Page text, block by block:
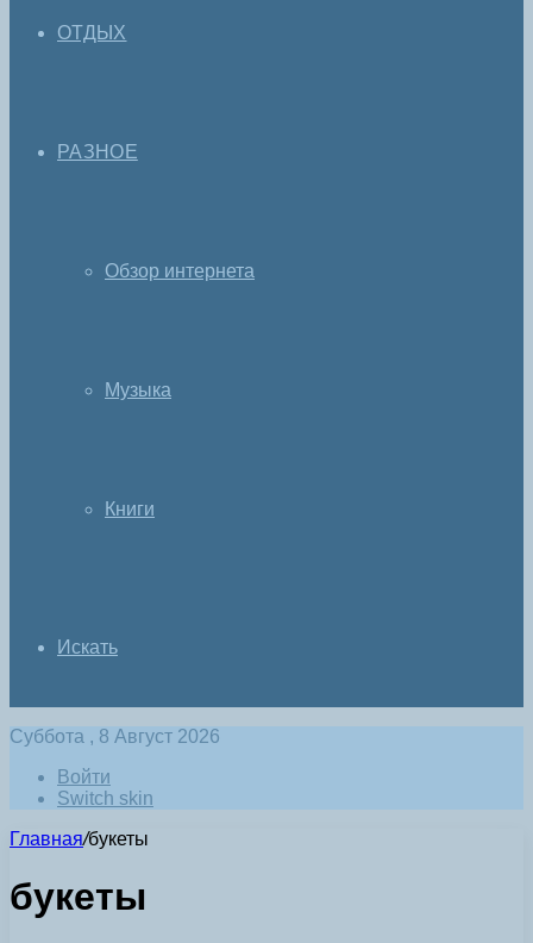
ОТДЫХ
РАЗНОЕ
Обзор интернета
Музыка
Книги
Искать
Суббота , 8 Август 2026
Войти
Switch skin
Главная/букеты
букеты